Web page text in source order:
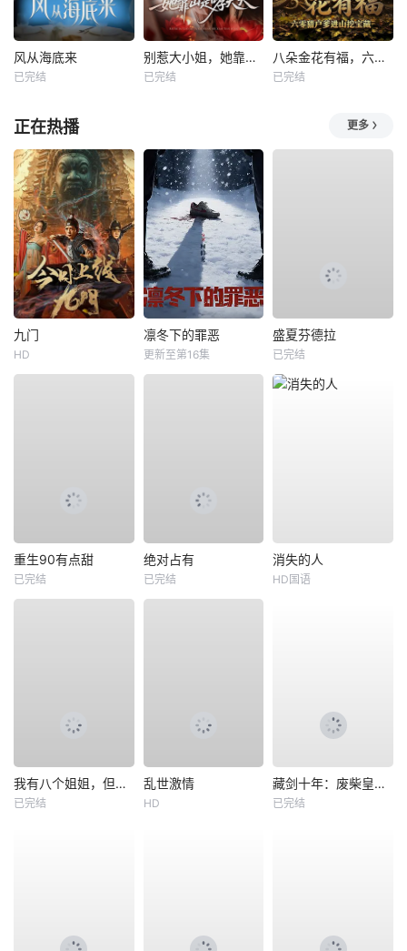
风从海底来
已完结
别惹大小姐，她靠山是哮天犬
已完结
八朵金花有福，六零猎户爹进山挖宝藏
已完结
正在热播 更多
九门
HD
凛冬下的罪恶
更新至第16集
盛夏芬德拉
已完结
重生90有点甜
已完结
绝对占有
已完结
消失的人
HD国语
我有八个姐姐，但是他们都是弟控2
已完结
乱世激情
HD
藏剑十年：废柴皇子竟是绝世强龙
已完结